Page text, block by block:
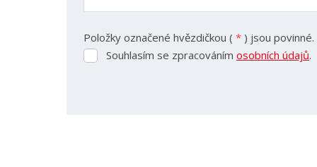
Položky označené hvězdičkou ( * ) jsou povinné.
Souhlasím
Souhlasím se zpracováním osobních údajů.